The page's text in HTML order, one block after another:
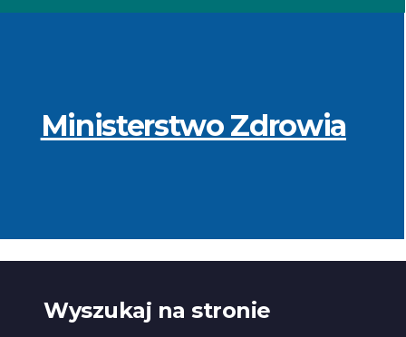
Ministerstwo Zdrowia
Wyszukaj na stronie